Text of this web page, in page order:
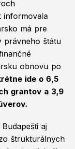
informovala
má pre
právneho štátu
obnovu po
ide o 6,5
grantov a 3,9
aj
štrukturálnych